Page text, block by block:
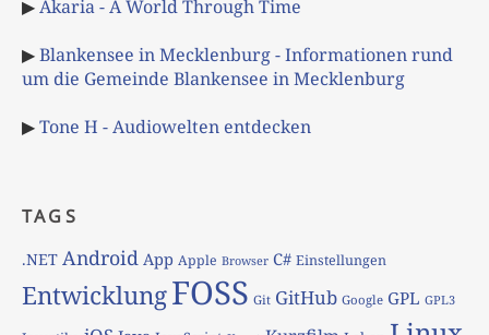
▶Akaria - A World Through Time
▶Blankensee in Mecklenburg - Informationen rund
um die Gemeinde Blankensee in Mecklenburg
▶Tone H - Audiowelten entdecken
TAGS
.NET Android App Apple Browser C# Einstellungen
EntwicklungFOSS Git GitHub Google GPL GPL3